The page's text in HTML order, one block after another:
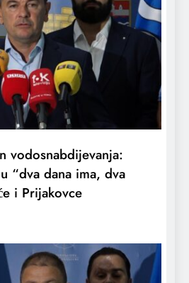
vodosnabdijevanja:
“dva dana ima, dva
i Prijakovce